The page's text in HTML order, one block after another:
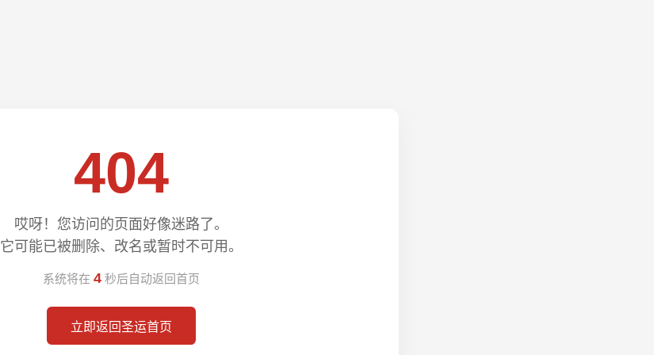
404
哎呀！您访问的页面好像迷路了。
它可能已被删除、改名或暂时不可用。
系统将在 4 秒后自动返回首页
立即返回圣运首页